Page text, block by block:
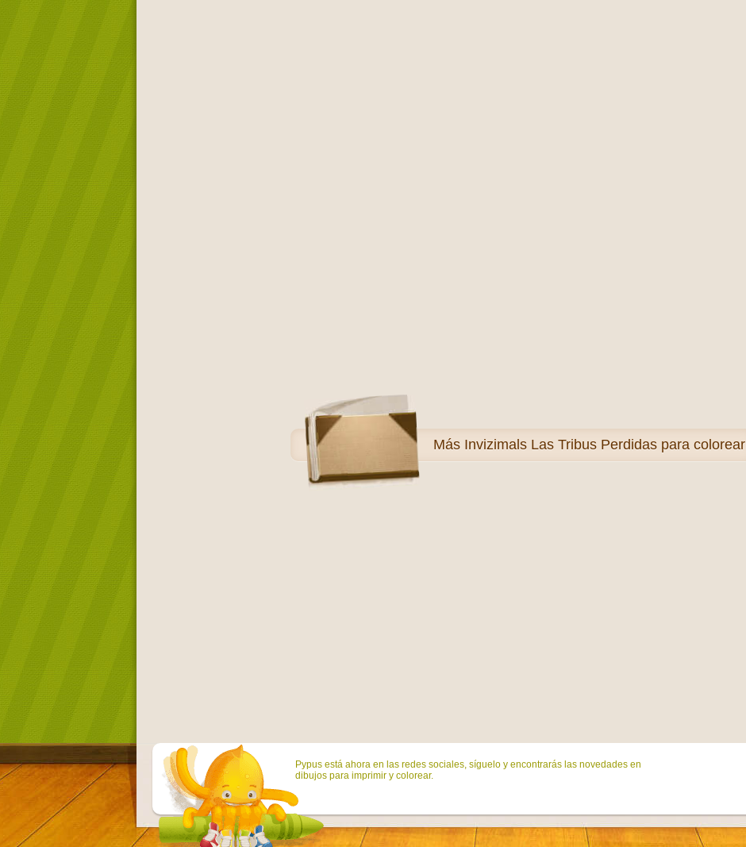
Más Invizimals Las Tribus Perdidas para colorear
Pypus está ahora en las redes sociales, síguelo y encontrarás las novedades en
dibujos para imprimir y colorear.